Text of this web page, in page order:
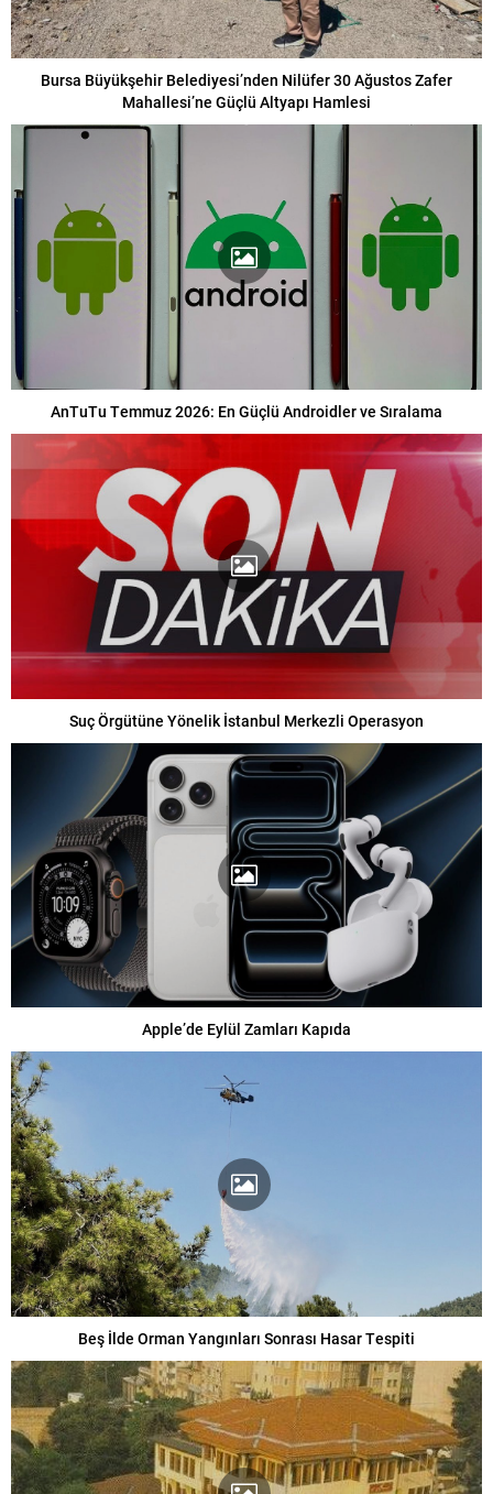
Bursa Büyükşehir Belediyesi’nden Nilüfer 30 Ağustos Zafer
Mahallesi’ne Güçlü Altyapı Hamlesi
AnTuTu Temmuz 2026: En Güçlü Androidler ve Sıralama
Suç Örgütüne Yönelik İstanbul Merkezli Operasyon
Apple’de Eylül Zamları Kapıda
Beş İlde Orman Yangınları Sonrası Hasar Tespiti